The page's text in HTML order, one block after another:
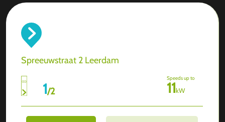
Spreeuwstraat 2 Leerdam
1/2
Speeds up to
11kW